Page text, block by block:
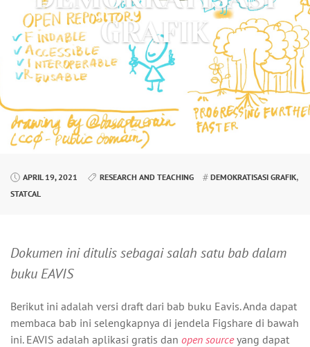
GRAFIK
APRIL 19, 2021 RESEARCH AND TEACHING DEMOKRATISASI GRAFIK,
STATCAL
Dokumen ini ditulis sebagai salah satu bab dalam
buku EAVIS
Berikut ini adalah versi draft dari bab buku Eavis. Anda dapat
membaca bab ini selengkapnya di jendela Figshare di bawah
ini. EAVIS adalah aplikasi gratis dan open sourceyang dapat